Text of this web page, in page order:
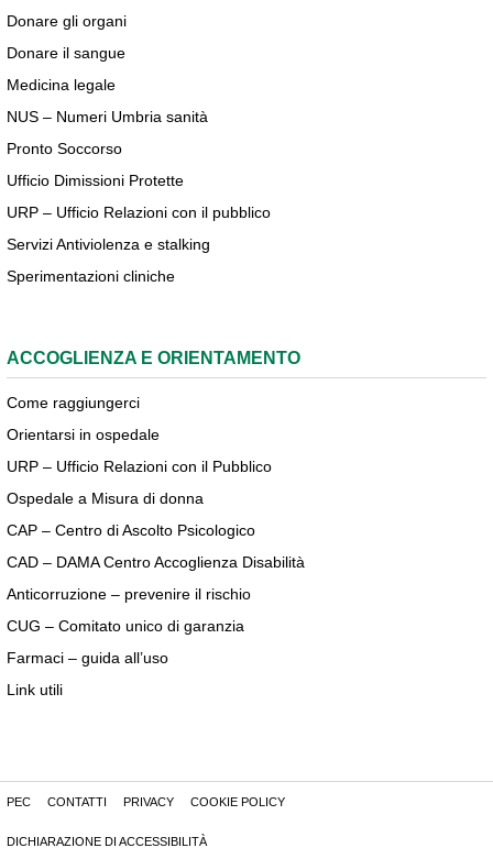
Donare gli organi
Donare il sangue
Medicina legale
NUS – Numeri Umbria sanità
Pronto Soccorso
Ufficio Dimissioni Protette
URP – Ufficio Relazioni con il pubblico
Servizi Antiviolenza e stalking
Sperimentazioni cliniche
ACCOGLIENZA E ORIENTAMENTO
Come raggiungerci
Orientarsi in ospedale
URP – Ufficio Relazioni con il Pubblico
Ospedale a Misura di donna
CAP – Centro di Ascolto Psicologico
CAD – DAMA Centro Accoglienza Disabilità
Anticorruzione – prevenire il rischio
CUG – Comitato unico di garanzia
Farmaci – guida all’uso
Link utili
PEC CONTATTI PRIVACY COOKIE POLICY
DICHIARAZIONE DI ACCESSIBILITÀ